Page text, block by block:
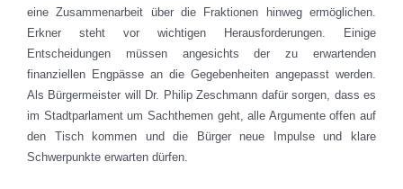
eine Zusammenarbeit über die Fraktionen hinweg ermöglichen.
Erkner steht vor wichtigen Herausforderungen. Einige
Entscheidungen müssen angesichts der zu erwartenden
finanziellen Engpässe an die Gegebenheiten angepasst werden.
Als Bürgermeister will Dr. Philip Zeschmann dafür sorgen, dass es
im Stadtparlament um Sachthemen geht, alle Argumente offen auf
den Tisch kommen und die Bürger neue Impulse und klare
Schwerpunkte erwarten dürfen.